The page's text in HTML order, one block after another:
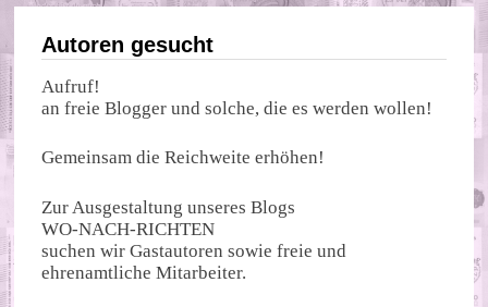
Autoren gesucht
Aufruf!
an freie Blogger und solche, die es werden wollen!
Gemeinsam die Reichweite erhöhen!
Zur Ausgestaltung unseres Blogs
WO-NACH-RICHTEN
suchen wir Gastautoren sowie freie und
ehrenamtliche Mitarbeiter.